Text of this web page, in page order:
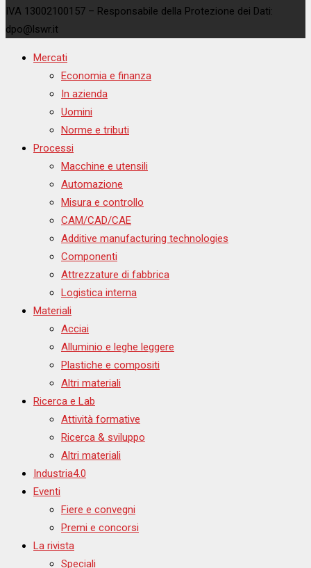
IVA 13002100157 – Responsabile della Protezione dei Dati:
dpo@lswr.it
Mercati
Economia e finanza
In azienda
Uomini
Norme e tributi
Processi
Macchine e utensili
Automazione
Misura e controllo
CAM/CAD/CAE
Additive manufacturing technologies
Componenti
Attrezzature di fabbrica
Logistica interna
Materiali
Acciai
Alluminio e leghe leggere
Plastiche e compositi
Altri materiali
Ricerca e Lab
Attività formative
Ricerca & sviluppo
Altri materiali
Industria4.0
Eventi
Fiere e convegni
Premi e concorsi
La rivista
Speciali